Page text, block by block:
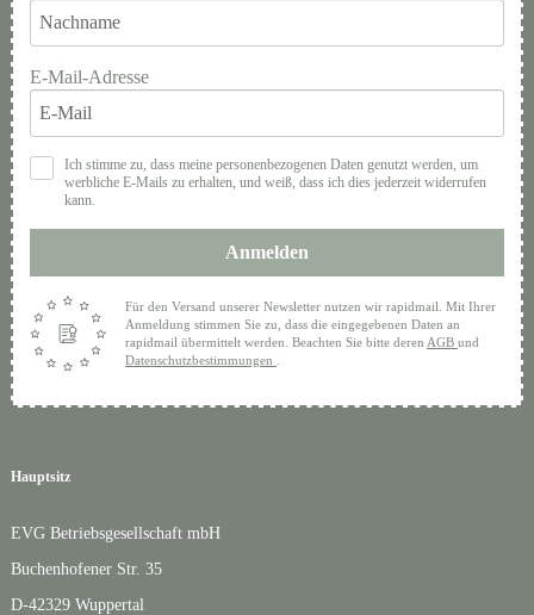
Hauptsitz
EVG Betriebsgesellschaft mbH
Buchenhofener Str. 35
D-42329 Wuppertal
E-Mail-Adresse
Ich stimme zu, dass meine personenbezogenen Daten genutzt werden, um
werbliche E-Mails zu erhalten, und weiß, dass ich dies jederzeit widerrufen
kann.
Anmelden
Für den Versand unserer Newsletter nutzen wir rapidmail. Mit Ihrer
Anmeldung stimmen Sie zu, dass die eingegebenen Daten an
rapidmail übermittelt werden. Beachten Sie bitte deren AGB und
Datenschutzbestimmungen